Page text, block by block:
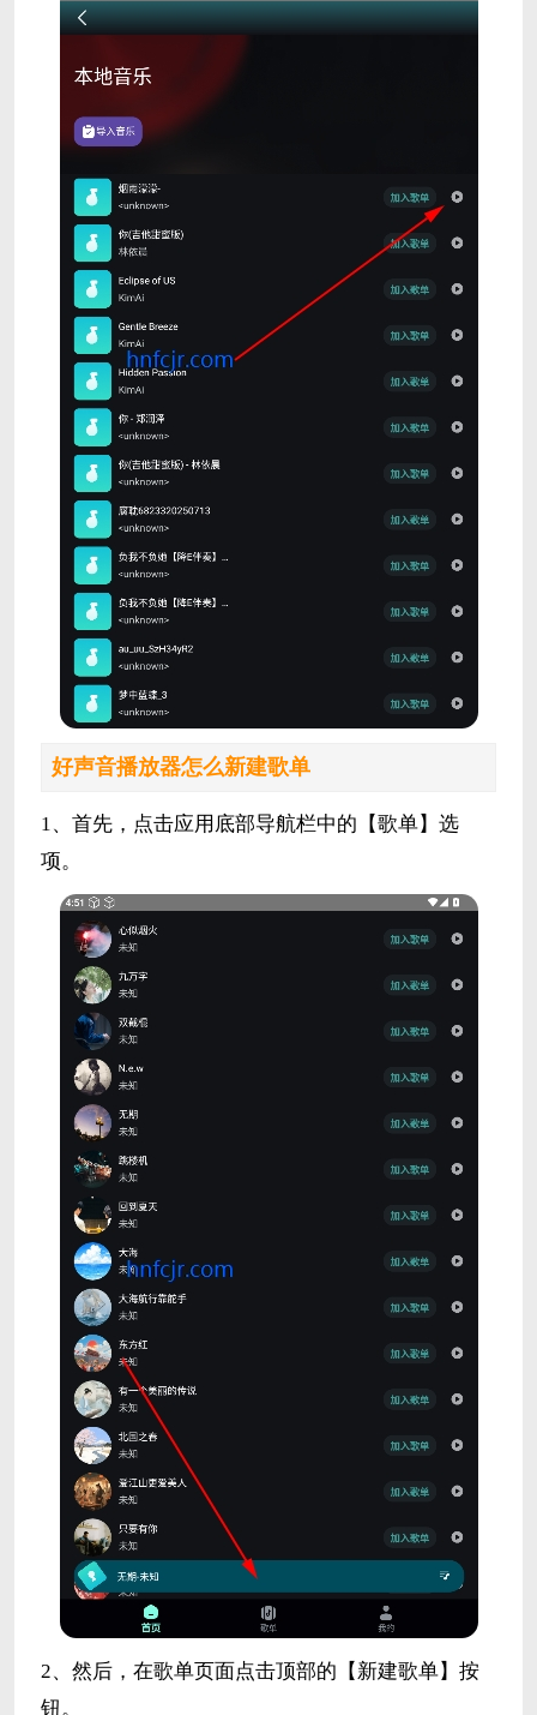
好声音播放器怎么新建歌单
1、首先，点击应用底部导航栏中的【歌单】选
项。
2、然后，在歌单页面点击顶部的【新建歌单】按
钮。